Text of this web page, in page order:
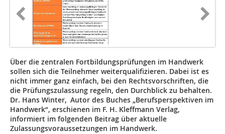
Über die zentralen Fortbildungsprüfungen im Handwerk
sollen sich die Teilnehmer weiterqualifizieren. Dabei ist es
nicht immer ganz einfach, bei den Rechtsvorschriften, die
die Prüfungszulassung regeln, den Durchblick zu behalten.
Dr. Hans Winter, Autor des Buches „Berufsperspektiven im
Handwerk“, erschienen im F. H. Kleffmann Verlag,
informiert im folgenden Beitrag über aktuelle
Zulassungsvoraussetzungen im Handwerk.